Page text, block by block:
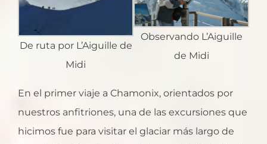
De ruta por L’Aiguille de
Midi
Observando L’Aiguille
de Midi
En el primer viaje a Chamonix, orientados por
nuestros anfitriones, una de las excursiones que
hicimos fue para visitar el glaciar más largo de